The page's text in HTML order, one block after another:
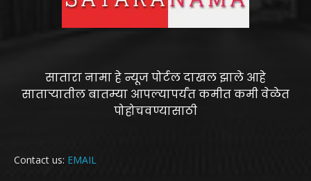
सातारा नामा हे न्यूज पोर्टल दाखल झाले आहे
साताऱ्यातील बातम्या आपल्यापर्यंत कमीत कमी वेळेत
पोहोचवण्यासाठी
Contact us: EMAIL